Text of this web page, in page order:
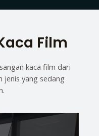
Film
kaca film dari
jenis yang sedang